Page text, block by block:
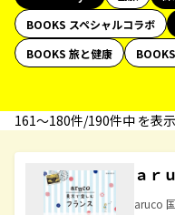
BOOKS スペシャルコラボ
BOOKS 旅と健康
161〜180件/190件中 を表示
ａｒ
aruco